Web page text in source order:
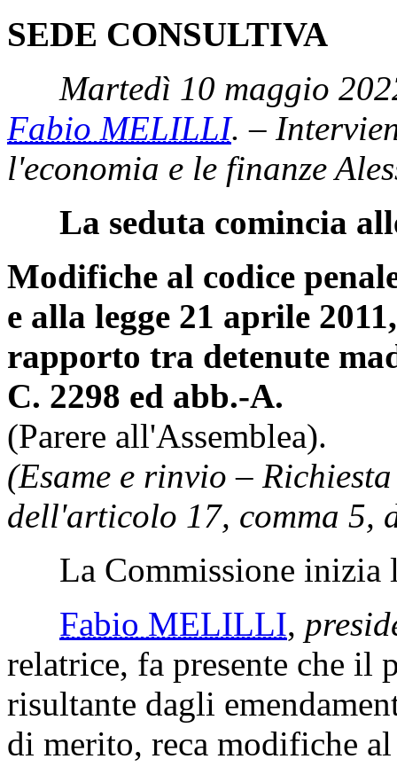
SEDE CONSULTIVA
Martedì 10 maggio
Fabio MELILLI. –
l'economia e le finanze
La seduta comincia
Modifiche al codice
e alla legge 21 aprile
rapporto tra detenute
C. 2298 ed abb.-A.
(Parere all'Assemblea).
(Esame e rinvio –
dell'articolo 17, comma 5,
La Commissione inizia
Fabio MELILLI,
relatrice, fa presente che il
risultante dagli
di merito, reca modifiche